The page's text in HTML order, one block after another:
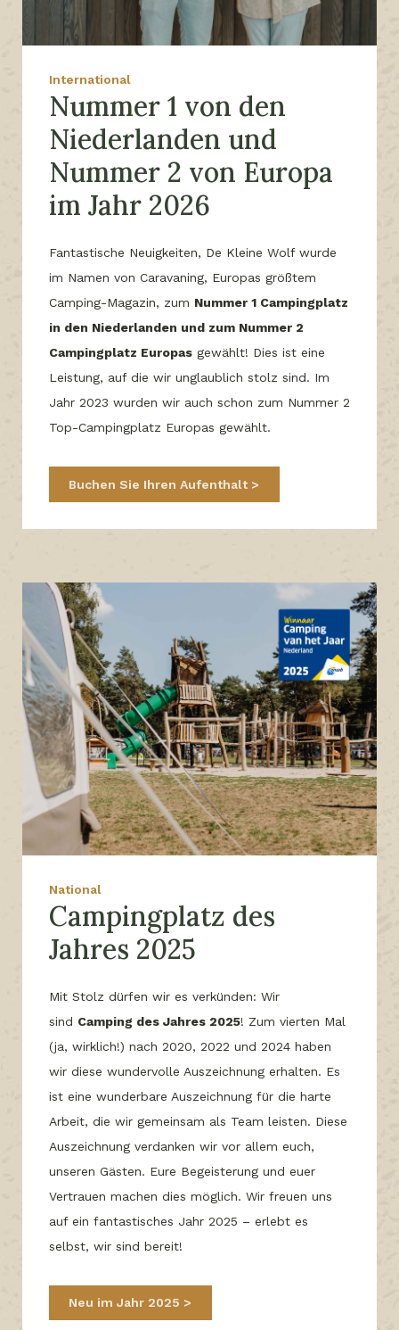
International
Nummer 1 von den
Niederlanden und
Nummer 2 von Europa
im Jahr 2026
Fantastische Neuigkeiten, De Kleine Wolf wurde
im Namen von Caravaning, Europas größtem
Camping-Magazin, zum Nummer 1 Campingplatz
in den Niederlanden und zum Nummer 2
Campingplatz Europas gewählt! Dies ist eine
Leistung, auf die wir unglaublich stolz sind. Im
Jahr 2023 wurden wir auch schon zum Nummer 2
Top-Campingplatz Europas gewählt.
Buchen Sie Ihren Aufenthalt
National
Campingplatz des
Jahres 2025
Mit Stolz dürfen wir es verkünden: Wir
sind Camping des Jahres 2025! Zum vierten Mal
(ja, wirklich!) nach 2020, 2022 und 2024 haben
wir diese wundervolle Auszeichnung erhalten. Es
ist eine wunderbare Auszeichnung für die harte
Arbeit, die wir gemeinsam als Team leisten. Diese
Auszeichnung verdanken wir vor allem euch,
unseren Gästen. Eure Begeisterung und euer
Vertrauen machen dies möglich. Wir freuen uns
auf ein fantastisches Jahr 2025 – erlebt es
selbst, wir sind bereit!
Neu im Jahr 2025